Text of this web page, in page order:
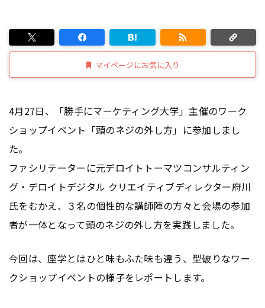
マイページにお気に入り
4月27日、「勝手にマーケティング大学」主催のワーク
ショップイベント「頭のネジの外し方」に参加しまし
た。
ファシリテーターに元デロイトトーマツコンサルティン
グ ・デロイトデジタル クリエイティブディレクター府川
氏をむかえ、３名の個性的な講師陣の方々と会場の参加
者が一体となって頭のネジの外し方を実践しました。
今回は、座学とはひと味もふた味も違う、型破りなワー
クショップイベントの様子をレポートします。